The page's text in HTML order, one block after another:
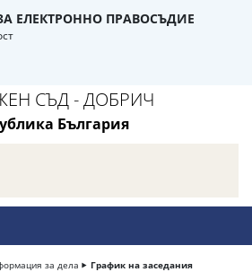
ЕЛЕКТРОННО ПРАВОСЪДИЕ
СЪД - ДОБРИЧ
България
за дела График на заседания